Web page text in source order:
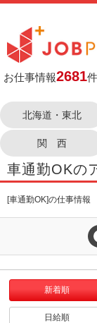
お仕事情報2681
北海道・東北
関 西
車通勤OKの
[車通勤OK]の仕事情報
新着順
日給順